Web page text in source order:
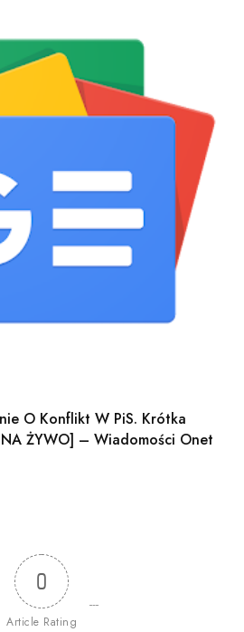
O Konflikt W PiS. Krótka
ŻYWO] – Wiadomości Onet
0
Article Rating